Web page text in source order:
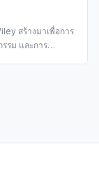
สร้างมาเพื่อการ
รม และการ